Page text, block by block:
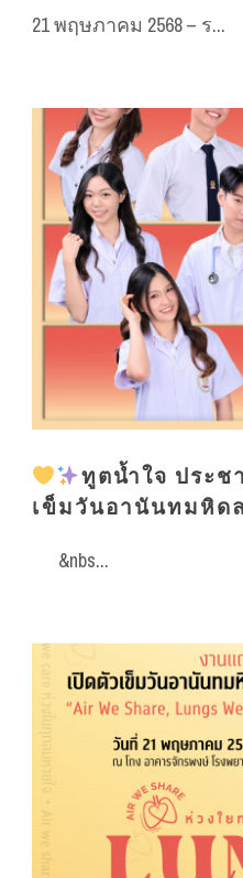
21 พฤษภาคม 2568 – ร...
ทูตน้ำใจ ประ
เข็มวันอานันทมหิดล
&nbs...